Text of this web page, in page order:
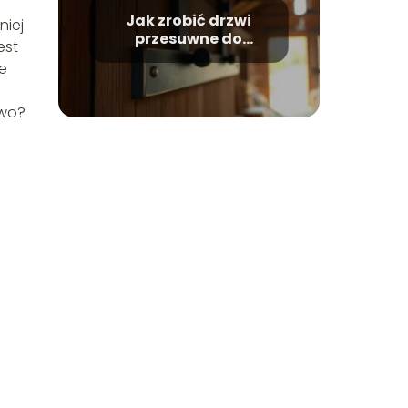
Jak zrobić drzwi
przesuwne do
stodoły?